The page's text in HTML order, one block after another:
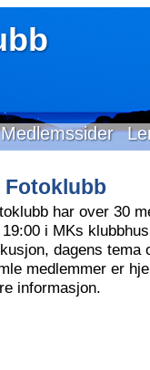
Medlemssider
Fotoklubb
har over 30
i MKs
dagens
medlemmer er
informasjon.